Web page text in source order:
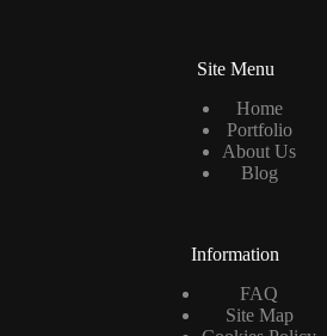
Site Menu
Home
Portfolio
About Us
Blog
Information
FAQ
Site Map